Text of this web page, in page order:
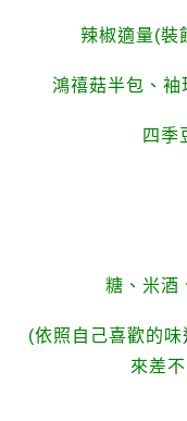
辣椒適量(裝
鴻禧菇半包、
四季
糖、米酒
(依照自己喜歡的
來差